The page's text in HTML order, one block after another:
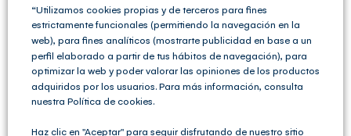
entre los usuarios en el marco de un servicio de
intermediación en línea y las ventas de bienes o
servicios contratados en línea a través de la web del
proveedor de esos bienes o servicios en la que el
proveedor no actúe como intermediario. El impuesto se
liquidará trimestralmente salvo en 2020, año en el que
se prevé suliquidaciónen diciembre.
PROYECTO DE ORDEN
“Utilizamos cookies propias y de terceros para fines
estrictamente funcionales (permitiendo la navegación en la
web), para fines analíticos (mostrarte publicidad en base a un
perfil elaborado a partir de tus hábitos de navegación), para
optimizar la web y poder valorar las opiniones de los productos
adquiridos por los usuarios. Para más información, consulta
nuestra Política de cookies.
Haz clic en "Aceptar" para seguir disfrutando de nuestro sitio